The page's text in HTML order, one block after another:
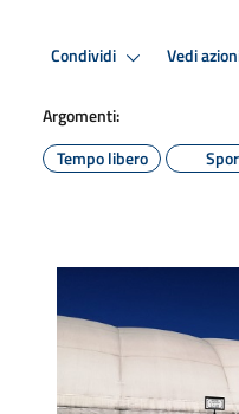
Condividi Vedi
Argomenti:
Tempo libero